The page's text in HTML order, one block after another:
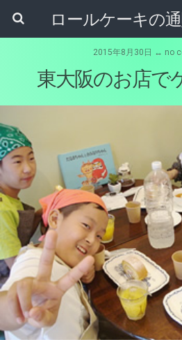
2015年8月30日 ↔ no
東大阪のお店で